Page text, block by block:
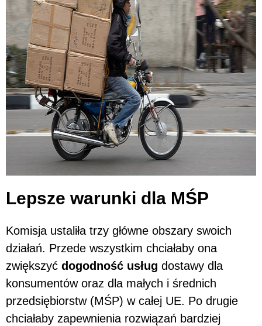
Lepsze warunki dla MŚP
Komisja ustaliła trzy główne obszary swoich
działań. Przede wszystkim chciałaby ona
zwiększyć dogodność usług dostawy dla
konsumentów oraz dla małych i średnich
przedsiębiorstw (MŚP) w całej UE. Po drugie
chciałaby zapewnienia rozwiązań bardziej